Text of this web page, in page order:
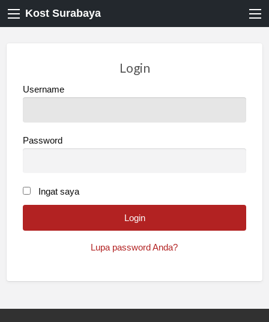
Kost Surabaya
Login
Username
Password
Ingat saya
Lupa password Anda?